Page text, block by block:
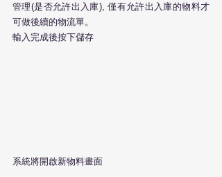
管理(是否允許出入庫), 僅有允許出入庫的物料才
可做後續的物流單。
輸入完成後按下儲存
系統將開啟新物料畫面